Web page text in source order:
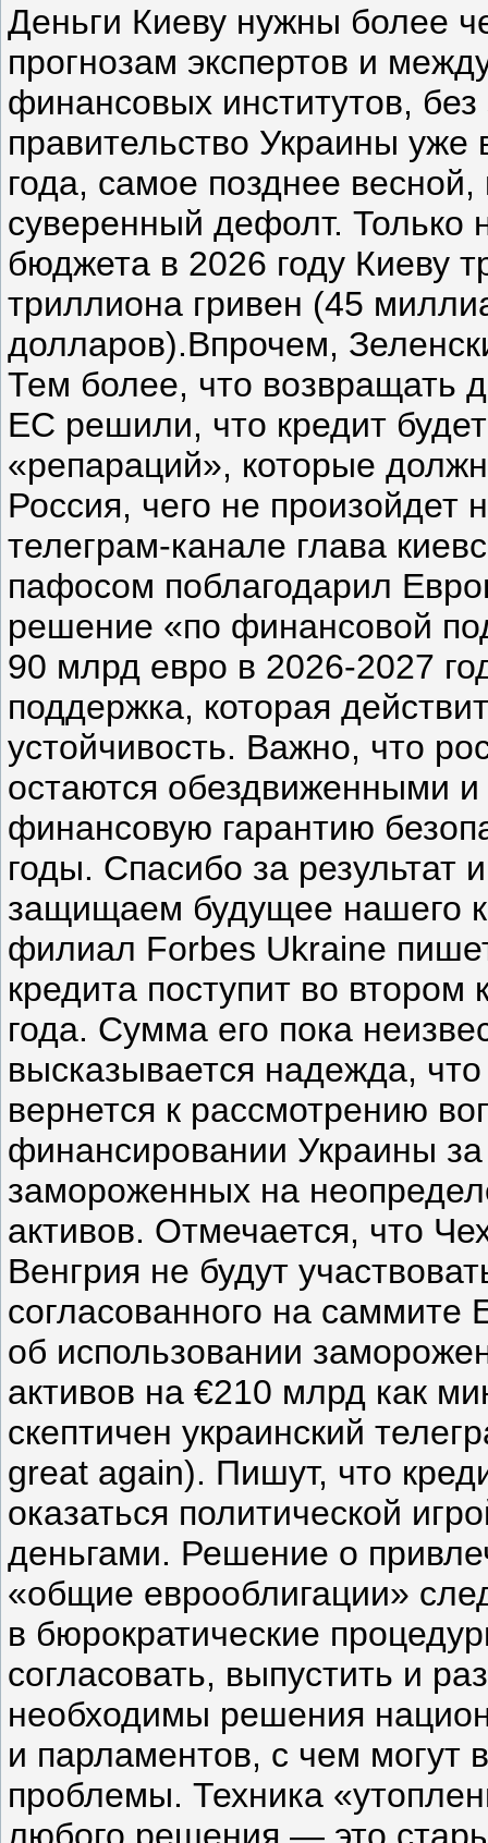
Деньги Киеву нужны более
прогнозам экспертов и
финансовых институтов,
правительство Украины
года, самое позднее
суверенный дефолт. Только
бюджета в 2026 году Киеву
триллиона гривен (45
долларов).Впрочем,
Тем более, что возвращать
ЕС решили, что кредит
«репараций», которые
Россия, чего не произойдет
телеграм-канале глава
пафосом поблагодарил
решение «по финансовой
90 млрд евро в 2026-2027
поддержка, которая
устойчивость. Важно, что
остаются обездвиженными
финансовую гарантию
годы. Спасибо за результат
защищаем будущее нашего
филиал Forbes Ukraine
кредита поступит во
года. Сумма его пока
высказывается надежда,
вернется к рассмотрению
финансировании Украины
замороженных на
активов. Отмечается, что
Венгрия не будут
согласованного на
об использовании
активов на €210 млрд как
скептичен украинский
great again). Пишут, что
оказаться политической
деньгами. Решение о
«общие еврооблигации»
в бюрократические
согласовать, выпустить и
необходимы решения
и парламентов, с чем могут
проблемы. Техника